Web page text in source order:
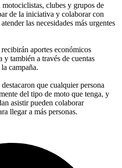
clubes y grupos de
de la iniciativa y colaborar con
las necesidades más urgentes
aportes económicos
y también a través de cuentas
campaña.
que cualquier persona
del tipo de moto que tenga, y
asistir pueden colaborar
llegar a más personas.